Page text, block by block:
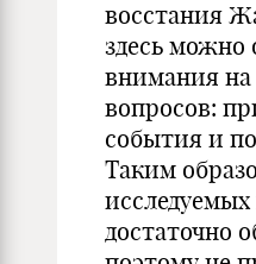
восстания
здесь можно
внимания
вопросов:
события и
Таким
достаточно